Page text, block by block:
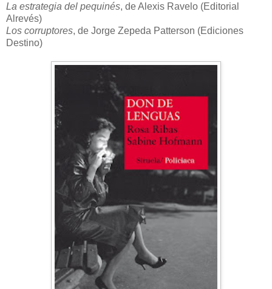
La estrategia del pequinés, de Alexis Ravelo (Editorial
Alrevés)
Los corruptores, de Jorge Zepeda Patterson (Ediciones
Destino)